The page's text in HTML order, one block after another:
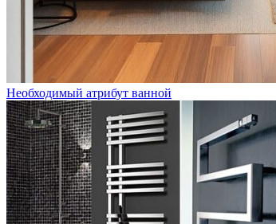
Необходимый атрибут ванной